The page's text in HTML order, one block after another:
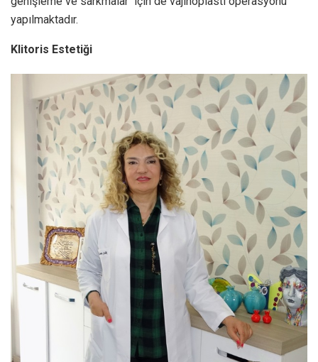
yapılmaktadır.
Klitoris Estetiği